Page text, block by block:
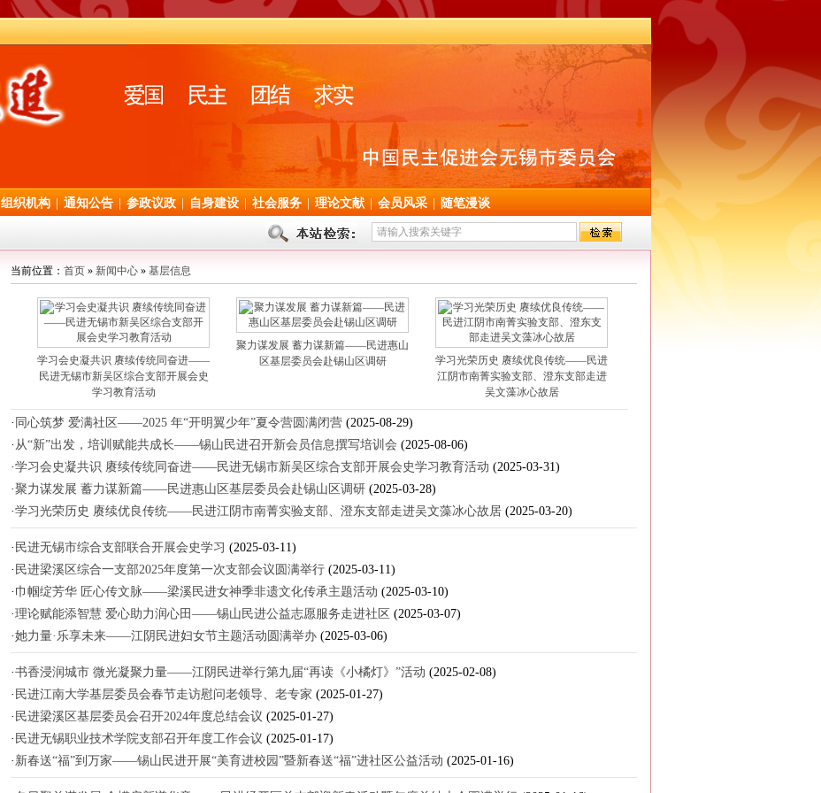
组织机构 通知公告 参政议政 自身建设 社会服务 理论文献 会员风采 随笔漫谈
当前位置： 首页 » 新闻中心 » 基层信息
学习会史凝共识 赓续传统同奋进——
民进无锡市新吴区综合支部开展会史
学习教育活动
聚力谋发展 蓄力谋新篇——民进惠山
区基层委员会赴锡山区调研
学习光荣历史 赓续优良传统——民进
江阴市南菁实验支部、澄东支部走进
吴文藻冰心故居
· 同心筑梦 爱满社区——2025 年“开明翼少年”夏令营圆满闭营 (2025-08-29)
· 从“新”出发，培训赋能共成长——锡山民进召开新会员信息撰写培训会 (2025-08-06)
·学习会史凝共识 赓续传统同奋进——民进无锡市新吴区综合支部开展会史学习教育活动 (2025-03-31)
·聚力谋发展 蓄力谋新篇——民进惠山区基层委员会赴锡山区调研 (2025-03-28)
·学习光荣历史 赓续优良传统——民进江阴市南菁实验支部、澄东支部走进吴文藻冰心故居 (2025-03-20)
· 民进无锡市综合支部联合开展会史学习 (2025-03-11)
· 民进梁溪区综合一支部2025年度第一次支部会议圆满举行 (2025-03-11)
· 巾帼绽芳华 匠心传文脉——梁溪民进女神季非遗文化传承主题活动 (2025-03-10)
·理论赋能添智慧 爱心助力润心田——锡山民进公益志愿服务走进社区 (2025-03-07)
·她力量·乐享未来——江阴民进妇女节主题活动圆满举办 (2025-03-06)
·书香浸润城市 微光凝聚力量——江阴民进举行第九届“再读《小橘灯》”活动 (2025-02-08)
· 民进江南大学基层委员会春节走访慰问老领导、老专家 (2025-01-27)
· 民进梁溪区基层委员会召开2024年度总结会议 (2025-01-27)
· 民进无锡职业技术学院支部召开年度工作会议 (2025-01-17)
· 新春送“福”到万家——锡山民进开展“美育进校园”暨新春送“福”进社区公益活动 (2025-01-16)